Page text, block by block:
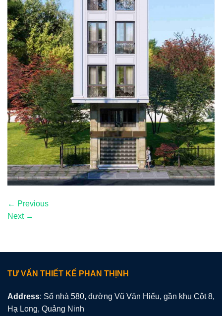
← Previous
Next →
TƯ VẤN THIẾT KẾ PHAN THỊNH
Address: Số nhà 580, đường Vũ Văn Hiếu, gần khu Cột 8,
Hạ Long, Quảng Ninh